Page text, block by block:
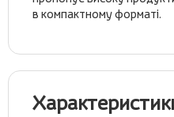
в компактному форматі.